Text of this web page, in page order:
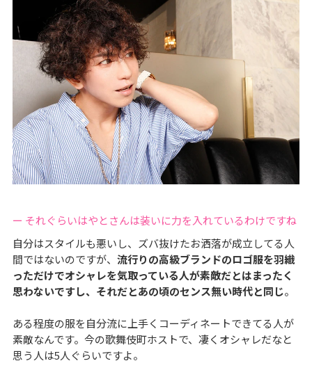
ー それぐらいはやとさんは装いに力を入れているわけですね
自分はスタイルも悪いし、ズバ抜けたお洒落が成立してる人
間ではないのですが、 流行りの高級ブランドのロゴ服を羽織
っただけでオシャレを気取っている人が素敵だとはまったく
思わないですし、それだとあの頃のセンス無い時代と同じ。
ある程度の服を自分流に上手くコーディネートできてる人が
素敵なんです。今の歌舞伎町ホストで、凄くオシャレだなと
思う人は5人ぐらいですよ。